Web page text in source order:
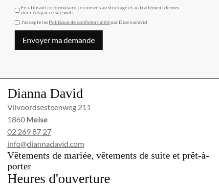
En utilisant ce formulaire, je consens au stockage et au traitement de mes
données par ce site web.
J'accepte les Politique de confidentialitépar Diannadavid
Envoyer ma demande
Dianna David
Vilvoordsesteenweg 211
1860 Meise
02 269 87 27
info@diannadavid.com
Vêtements de mariée, vêtements de suite et prêt-à-
porter
Heures d'ouverture